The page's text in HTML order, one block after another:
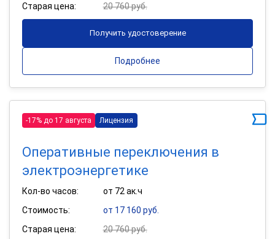
Старая цена:
20 760 руб.
Получить удостоверение
Подробнее
-17% до 17 августа Лицензия
Оперативные переключения в
электроэнергетике
Кол-во часов:
от 72 ак.ч
Стоимость:
от 17 160 руб.
Старая цена:
20 760 руб.